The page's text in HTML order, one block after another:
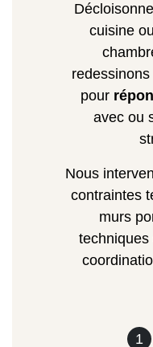
1
cuisine
pour
avec ou
Nous
contraintes
murs
techniques